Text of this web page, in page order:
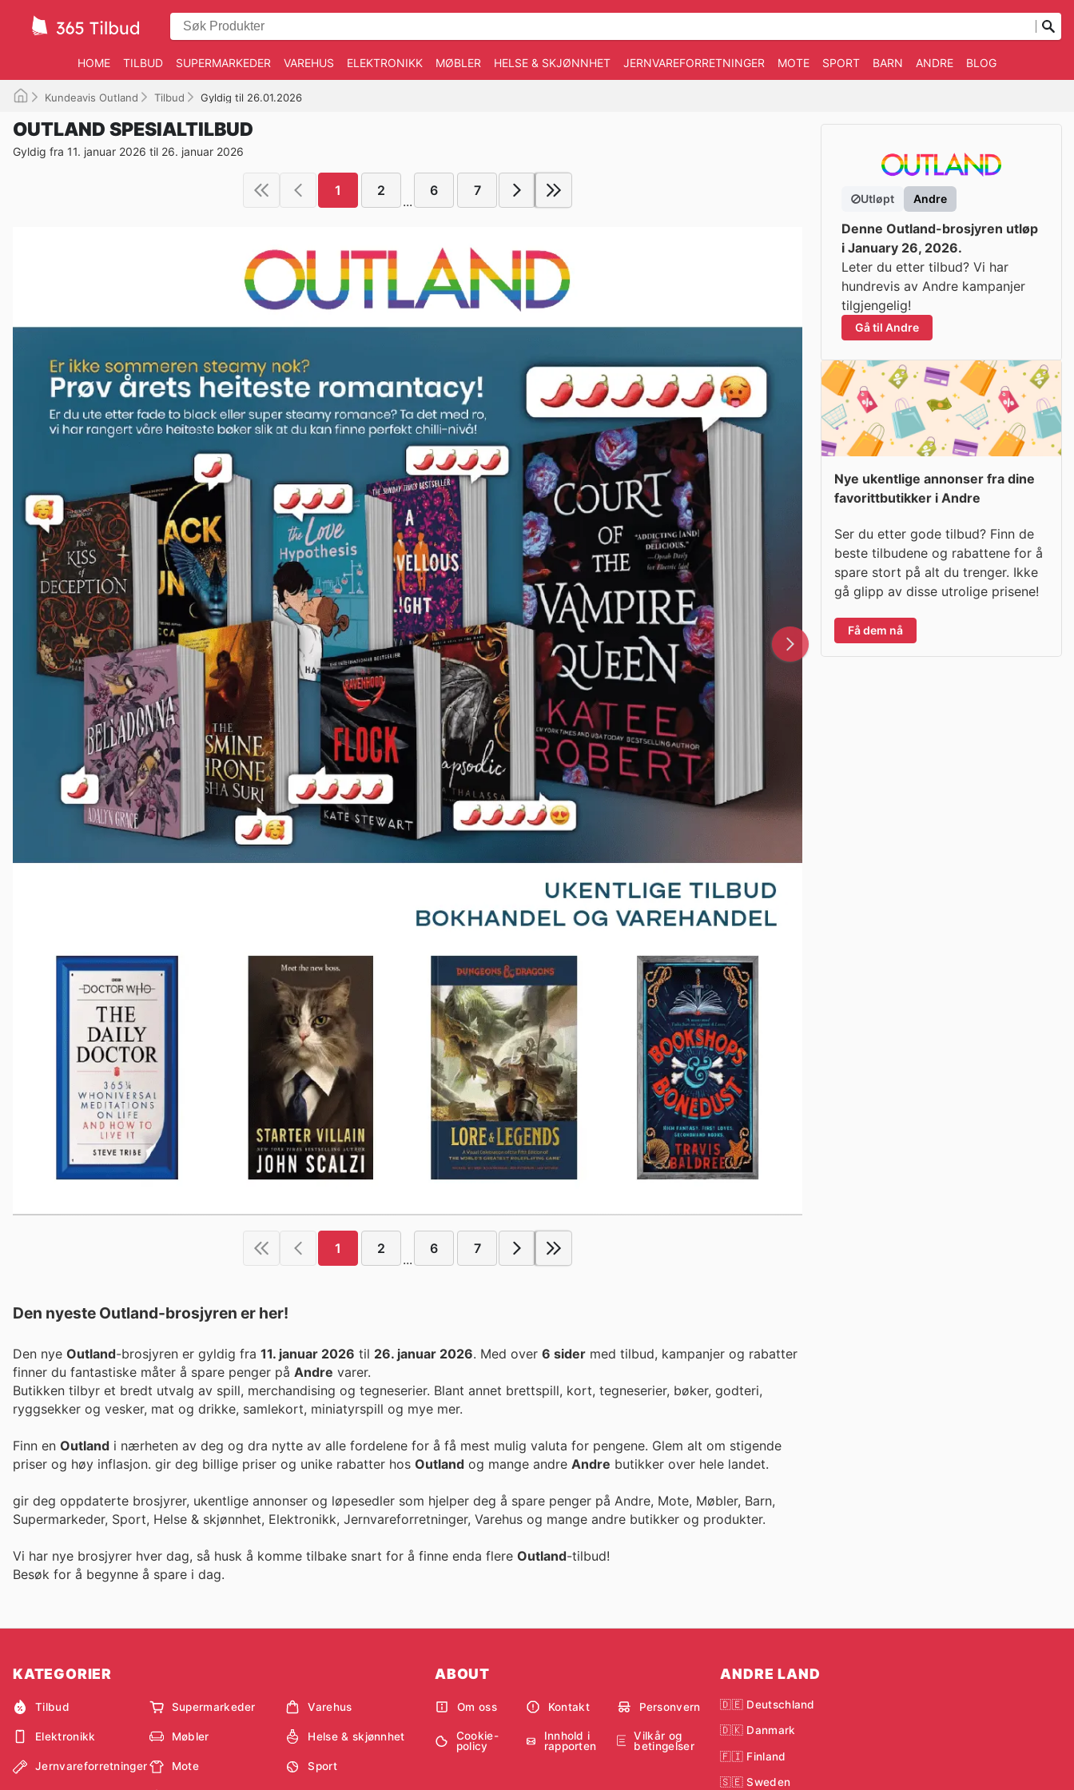
HOME TILBUD SUPERMARKEDER VAREHUS ELEKTRONIKK MØBLER HELSE & SKJØNNHET JERNVAREFORRETNINGER MOTE SPORT BARN ANDRE BLOG
Kundeavis Outland Tilbud Gyldig til 26.01.2026
OUTLAND SPESIALTILBUD
Gyldig fra 11. januar 2026 til 26. januar 2026
1 2
...
6 7
1 2
...
6 7
Den nyeste Outland-brosjyren er her!
Den nye Outland-brosjyren er gyldig fra 11. januar 2026 til 26. januar 2026. Med over 6 sider med tilbud, kampanjer og rabatter
finner du fantastiske måter å spare penger på Andre varer.
Butikken tilbyr et bredt utvalg av spill, merchandising og tegneserier. Blant annet brettspill, kort, tegneserier, bøker, godteri,
ryggsekker og vesker, mat og drikke, samlekort, miniatyrspill og mye mer.
Finn en Outland i nærheten av deg og dra nytte av alle fordelene for å få mest mulig valuta for pengene. Glem alt om stigende
priser og høy inflasjon. gir deg billige priser og unike rabatter hos Outland og mange andre Andre butikker over hele landet.
gir deg oppdaterte brosjyrer, ukentlige annonser og løpesedler som hjelper deg å spare penger på Andre, Mote, Møbler, Barn,
Supermarkeder, Sport, Helse & skjønnhet, Elektronikk, Jernvareforretninger, Varehus og mange andre butikker og produkter.
Vi har nye brosjyrer hver dag, så husk å komme tilbake snart for å finne enda flere Outland-tilbud!
Besøk for å begynne å spare i dag.
Utløpt Andre
Denne Outland-brosjyren utløp
i January 26, 2026.
Leter du etter tilbud? Vi har
hundrevis av Andre kampanjer
tilgjengelig!
Gå til Andre
Nye ukentlige annonser fra dine
favorittbutikker i Andre
Ser du etter gode tilbud? Finn de
beste tilbudene og rabattene for å
spare stort på alt du trenger. Ikke
gå glipp av disse utrolige prisene!
Få dem nå
KATEGORIER
Tilbud Supermarkeder Varehus
Elektronikk Møbler Helse & skjønnhet
Jernvareforretninger Mote Sport
ABOUT
Om oss Kontakt Personvern
Cookie-
policy
Innhold i
rapporten
Vilkår og
betingelser
ANDRE LAND
🇩🇪 Deutschland
🇩🇰 Danmark
🇫🇮 Finland
🇸🇪 Sweden